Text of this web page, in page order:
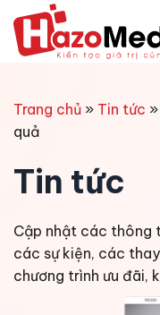
Chuyển
đến
nội
Trang chủ » Tin tức »
quả
Tin tức
Cập nhật các thông
các sự kiện, các
chương trình ưu đãi,